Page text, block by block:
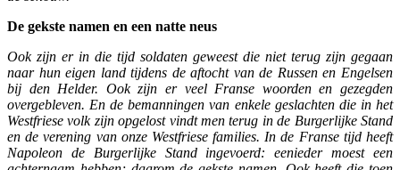
De gekste namen en een natte neus
Ook zijn er in die tijd soldaten geweest die niet terug zijn gegaan
naar hun eigen land tijdens de aftocht van de Russen en Engelsen
bij den Helder. Ook zijn er veel Franse woorden en gezegden
overgebleven. En de bemanningen van enkele geslachten die in het
Westfriese volk zijn opgelost vindt men terug in de Burgerlijke Stand
en de verening van onze Westfriese families. In de Franse tijd heeft
Napoleon de Burgerlijke Stand ingevoerd: eenieder moest een